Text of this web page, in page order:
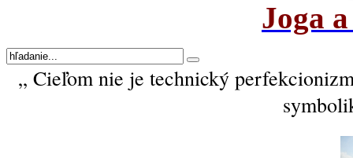
Joga
„ Cieľom nie je technický